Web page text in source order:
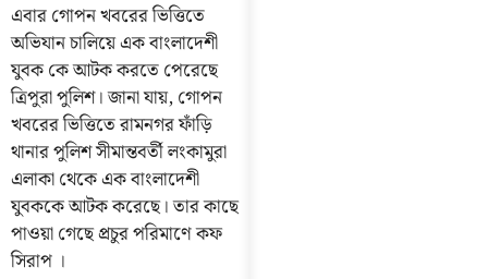
এবার গোপন খবরের ভিত্তিতে
অভিযান চালিয়ে এক বাংলাদেশী
যুবক কে আটক করতে পেরেছে
ত্রিপুরা পুলিশ। জানা যায়, গোপন
খবরের ভিত্তিতে রামনগর ফাঁড়ি
থানার পুলিশ সীমান্তবর্তী লংকামুরা
এলাকা থেকে এক বাংলাদেশী
যুবককে আটক করেছে। তার কাছে
পাওয়া গেছে প্রচুর পরিমাণে কফ
সিরাপ ।